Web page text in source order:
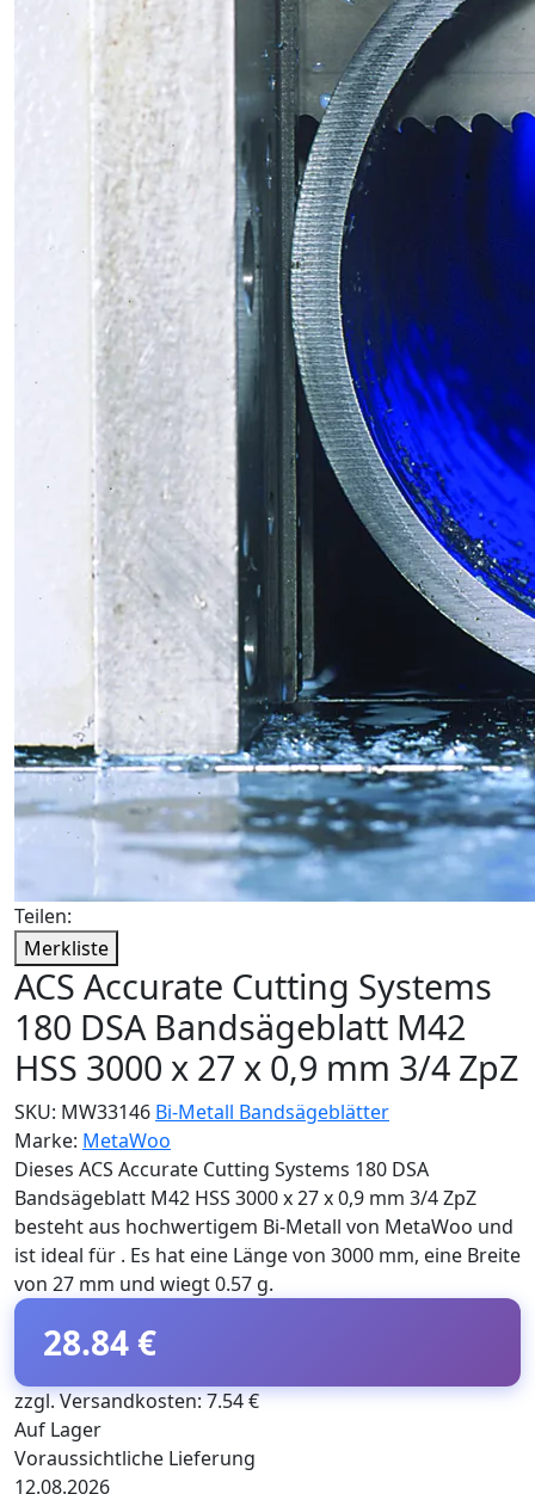
Teilen:
Merkliste
ACS Accurate Cutting Systems
180 DSA Bandsägeblatt M42
HSS 3000 x 27 x 0,9 mm 3/4 ZpZ
SKU: MW33146 Bi-Metall Bandsägeblätter
Marke: MetaWoo
Dieses ACS Accurate Cutting Systems 180 DSA
Bandsägeblatt M42 HSS 3000 x 27 x 0,9 mm 3/4 ZpZ
besteht aus hochwertigem Bi-Metall von MetaWoo und
ist ideal für . Es hat eine Länge von 3000 mm, eine Breite
von 27 mm und wiegt 0.57 g.
28.84 €
zzgl. Versandkosten: 7.54 €
Auf Lager
Voraussichtliche Lieferung
12.08.2026